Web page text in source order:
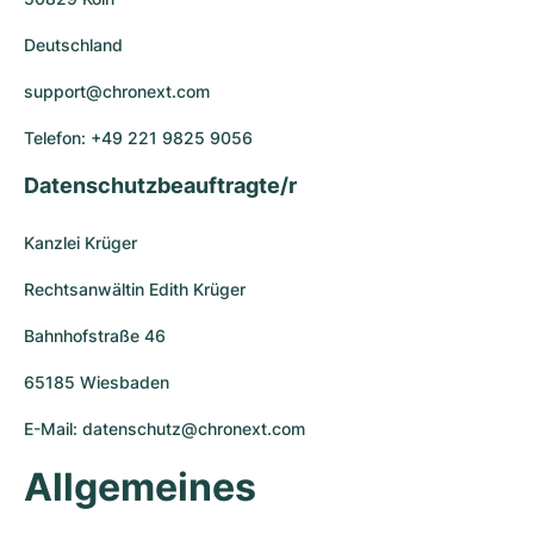
Milgauss
Oyster Perpetual
Yacht-Master
Sea-Dweller
Damenuhren
Ronde
Rotonde
Crash
Roadster
Gebraucht
Professional
Bentley
Transocean
Chronospace
Montbrillant
Gebraucht
Formula 1
Grand Carrera
Gebraucht
Portofino
Portugieser
Da Vinci
Gebraucht
Spirit of Big Bang
King Power
Gebraucht
Deutschland
support@chronext.com
Telefon: +49 221 9825 9056
Datenschutzbeauftragte/r
Kanzlei Krüger
Rechtsanwältin Edith Krüger
Bahnhofstraße 46
65185 Wiesbaden
E-Mail: datenschutz@chronext.com
Allgemeines